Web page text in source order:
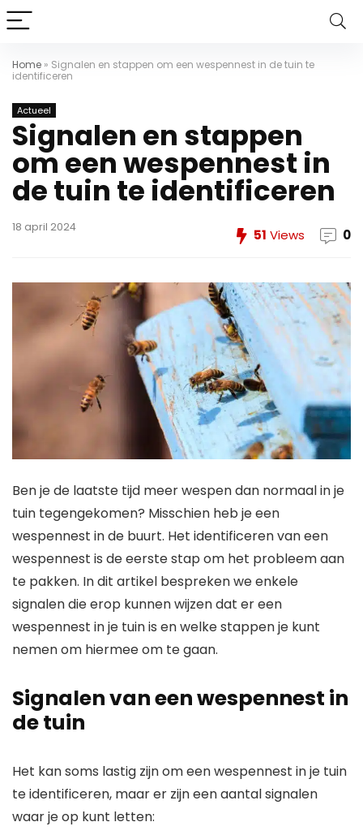
Home » Signalen en stappen om een wespennest in de tuin te
identificeren
Actueel
Signalen en stappen
om een wespennest in
de tuin te identificeren
18 april 2024 51 Views 0
Ben je de laatste tijd meer wespen dan normaal in je
tuin tegengekomen? Misschien heb je een
wespennest in de buurt. Het identificeren van een
wespennest is de eerste stap om het probleem aan
te pakken. In dit artikel bespreken we enkele
signalen die erop kunnen wijzen dat er een
wespennest in je tuin is en welke stappen je kunt
nemen om hiermee om te gaan.
Signalen van een wespennest in
de tuin
Het kan soms lastig zijn om een wespennest in je tuin
te identificeren, maar er zijn een aantal signalen
waar je op kunt letten: